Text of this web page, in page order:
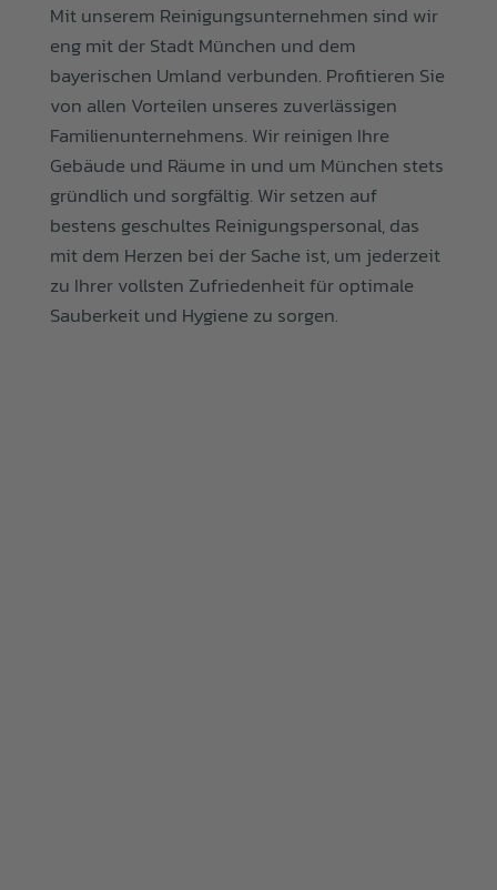
Mit unserem Reinigungsunternehmen sind wir
eng mit der Stadt München und dem
bayerischen Umland verbunden. Profitieren Sie
von allen Vorteilen unseres zuverlässigen
Familienunternehmens. Wir reinigen Ihre
Gebäude und Räume in und um München stets
gründlich und sorgfältig. Wir setzen auf
bestens geschultes Reinigungspersonal, das
mit dem Herzen bei der Sache ist, um jederzeit
zu Ihrer vollsten Zufriedenheit für optimale
Sauberkeit und Hygiene zu sorgen.